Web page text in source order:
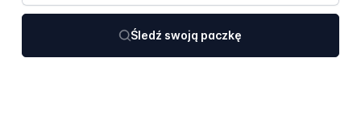
Śledź swoją paczkę